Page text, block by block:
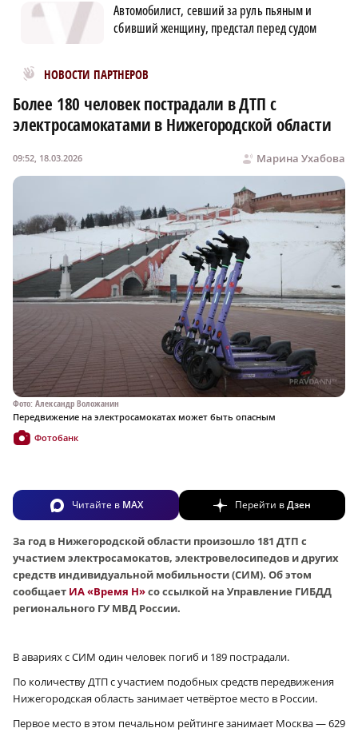
Автомобилист, севший за руль пьяным и
сбивший женщину, предстал перед судом
НОВОСТИ ПАРТНЕРОВ
Новости МирТесен
Более 180 человек пострадали в ДТП с
электросамокатами в Нижегородской области
Марина Ухабова
09:52, 18.03.2026
Фото: Александр Воложанин
Передвижение на электросамокатах может быть опасным
Фотобанк
Читайте в MAX Перейти вДзен
За год в Нижегородской области произошло 181 ДТП с
участием электросамокатов, электровелосипедов и других
средств индивидуальной мобильности (СИМ). Об этом
сообщает ИА «Время Н»со ссылкой на Управление ГИБДД
регионального ГУ МВД России.
В авариях с СИМ один человек погиб и 189 пострадали.
По количеству ДТП с участием подобных средств передвижения
Нижегородская область занимает четвёртое место в России.
Первое место в этом печальном рейтинге занимает Москва — 629